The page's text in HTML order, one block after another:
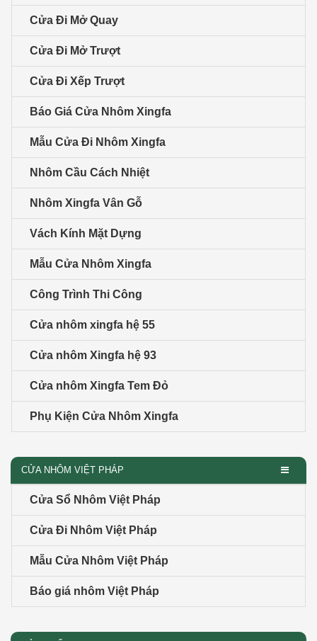
Cửa Đi Mở Quay
Cửa Đi Mở Trượt
Cửa Đi Xếp Trượt
Báo Giá Cửa Nhôm Xingfa
Mẫu Cửa Đi Nhôm Xingfa
Nhôm Cầu Cách Nhiệt
Nhôm Xingfa Vân Gỗ
Vách Kính Mặt Dựng
Mẫu Cửa Nhôm Xingfa
Công Trình Thi Công
Cửa nhôm xingfa hệ 55
Cửa nhôm Xingfa hệ 93
Cửa nhôm Xingfa Tem Đỏ
Phụ Kiện Cửa Nhôm Xingfa
CỬA NHÔM VIỆT PHÁP
Cửa Sổ Nhôm Việt Pháp
Cửa Đi Nhôm Việt Pháp
Mẫu Cửa Nhôm Việt Pháp
Báo giá nhôm Việt Pháp